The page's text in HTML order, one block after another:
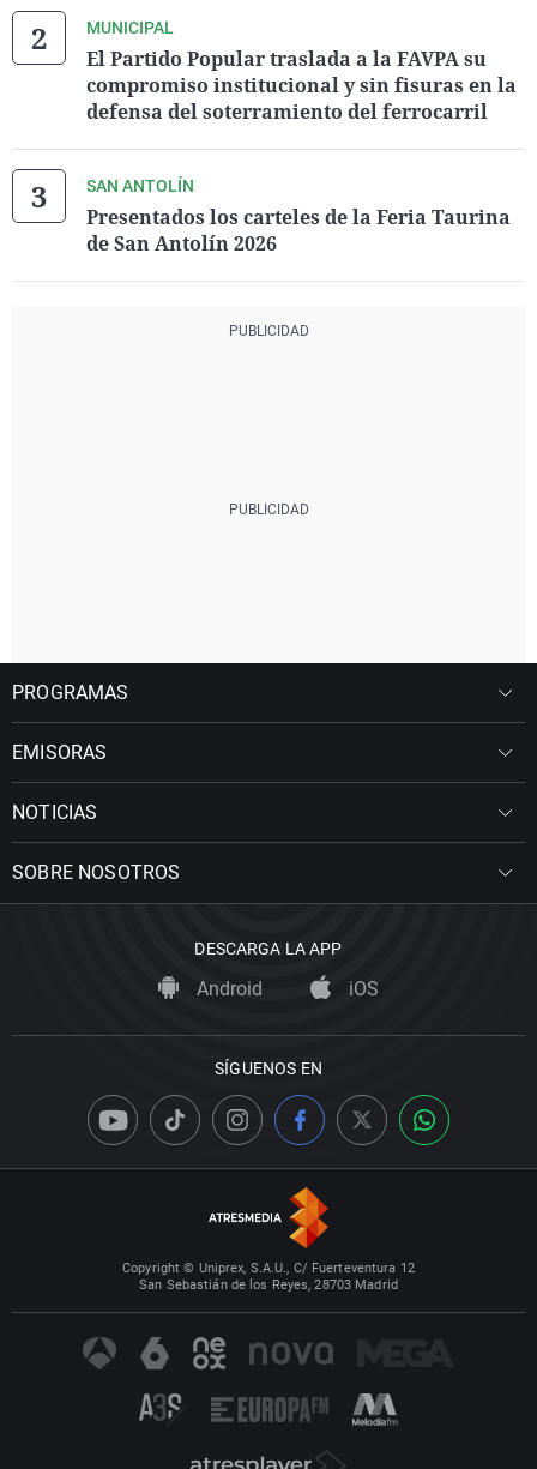
MUNICIPAL
El Partido Popular traslada a la FAVPA su
compromiso institucional y sin fisuras en la
defensa del soterramiento del ferrocarril
SAN ANTOLÍN
Presentados los carteles de la Feria Taurina
de San Antolín 2026
PROGRAMAS
EMISORAS
NOTICIAS
SOBRE NOSOTROS
DESCARGA LA APP
Android iOS
SÍGUENOS EN
Copyright © Uniprex, S.A.U., C/ Fuerteventura 12
San Sebastián de los Reyes, 28703 Madrid